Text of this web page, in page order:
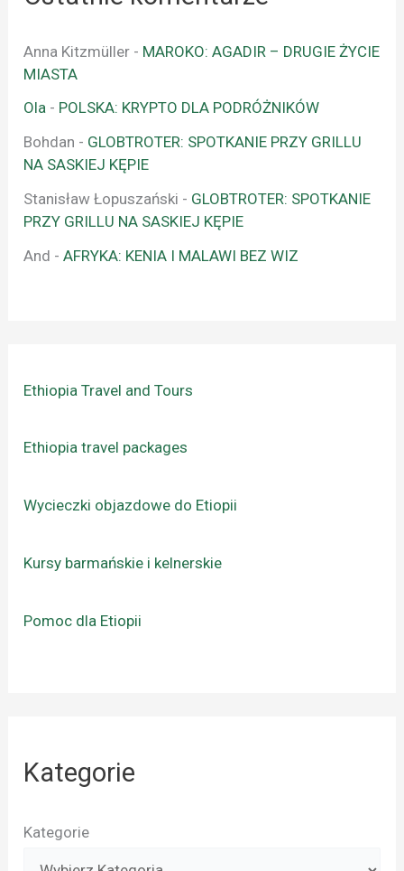
Anna Kitzmüller - MAROKO: AGADIR – DRUGIE ŻYCIE
MIASTA
Ola - POLSKA: KRYPTO DLA PODRÓŻNIKÓW
Bohdan - GLOBTROTER: SPOTKANIE PRZY GRILLU
NA SASKIEJ KĘPIE
Stanisław Łopuszański - GLOBTROTER: SPOTKANIE
PRZY GRILLU NA SASKIEJ KĘPIE
And -AFRYKA: KENIA I MALAWI BEZ WIZ
Ethiopia Travel and Tours
Ethiopia travel packages
Wycieczki objazdowe do Etiopii
Kursy barmańskie i kelnerskie
Pomoc dla Etiopii
Kategorie
Kategorie